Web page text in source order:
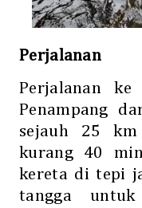
Perjalanan
Perjalanan ke
Penampang
sejauh 25 km
kurang 40
kereta di tepi
tangga